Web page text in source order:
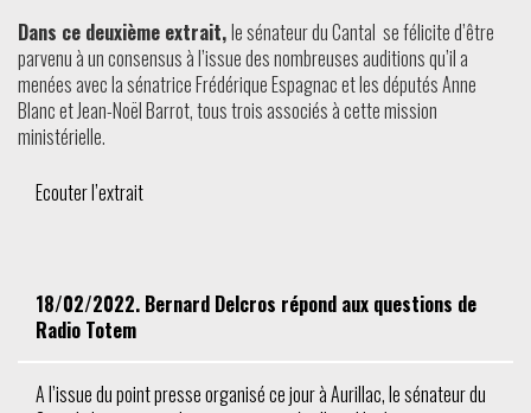
Dans ce deuxième extrait,le sénateur du Cantal se félicite d’être
parvenu à un consensus à l’issue des nombreuses auditions qu’il a
menées avec la sénatrice Frédérique Espagnac et les députés Anne
Blanc et Jean-Noël Barrot, tous trois associés à cette mission
ministérielle.
Ecouter l’extrait
18/02/2022. Bernard Delcros répond aux questions de
Radio Totem
A l’issue du point presse organisé ce jour à Aurillac, le sénateur du